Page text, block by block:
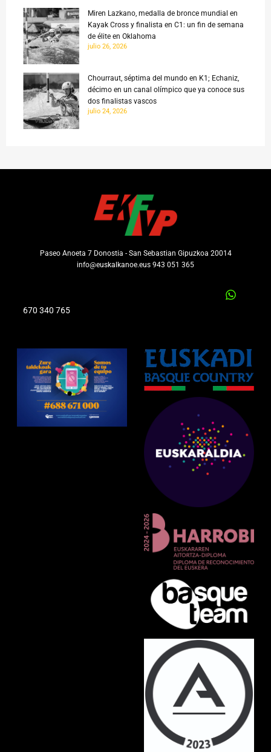
Miren Lazkano, medalla de bronce mundial en
Kayak Cross y finalista en C1: un fin de semana
de élite en Oklahoma
julio 26, 2026
Chourraut, séptima del mundo en K1; Echaniz,
décimo en un canal olímpico que ya conoce sus
dos finalistas vascos
julio 24, 2026
Paseo Anoeta 7 Donostia - San Sebastian Gipuzkoa 20014
info@euskalkanoe.eus 943 051 365
670 340 765